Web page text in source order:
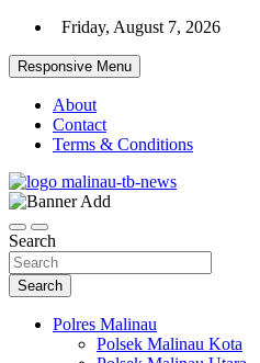
Skip
content
Friday, August 7, 2026
Responsive Menu
About
Contact
Terms & Conditions
Pelangiresmalinau.com
Search
Search
Polres Malinau
Polsek Malinau Kota